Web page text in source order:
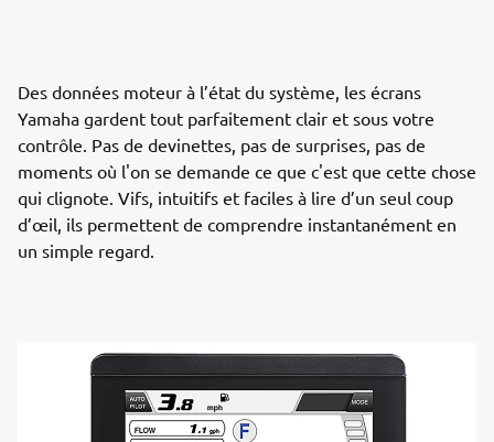
Des données moteur à l’état du système, les écrans
Yamaha gardent tout parfaitement clair et sous votre
contrôle. Pas de devinettes, pas de surprises, pas de
moments où l'on se demande ce que c'est que cette chose
qui clignote. Vifs, intuitifs et faciles à lire d’un seul coup
d’œil, ils permettent de comprendre instantanément en
un simple regard.